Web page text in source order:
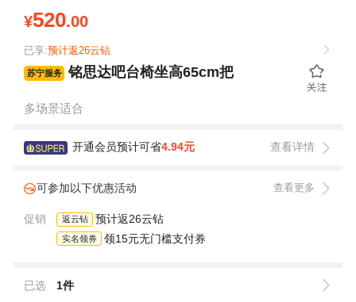
¥520.00
已享:预计返26云钻
苏宁服务 铭思达吧台椅坐高65cm把
多场景适合
开通会员预计可省4.94元 查看详情
可参加以下优惠活动 查看更多
促销 返云钻 预计返26云钻
实名领券 领15元无门槛支付券
已选 1件